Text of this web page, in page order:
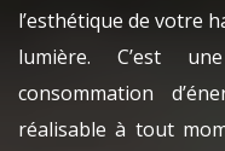
l’esthétique de votre
lumière. C’est
consommation
réalisable à tout